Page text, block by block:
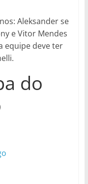
Aleksander se
e Vitor Mendes
equipe deve ter
do